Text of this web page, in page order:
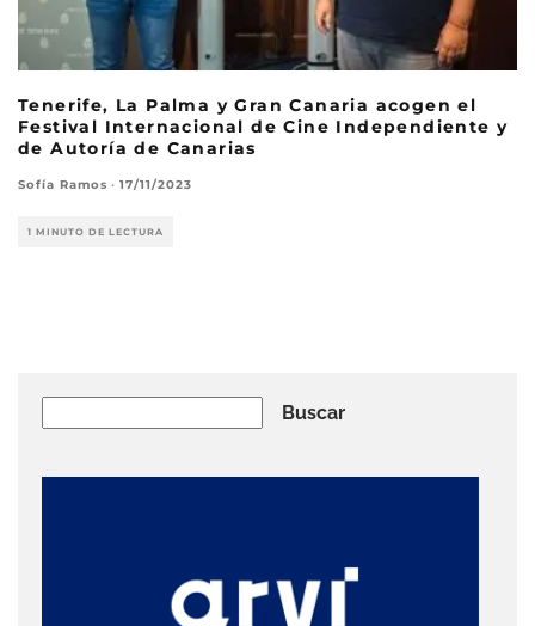
Tenerife, La Palma y Gran Canaria acogen el
Festival Internacional de Cine Independiente y
de Autoría de Canarias
Sofía Ramos · 17/11/2023
1 MINUTO DE LECTURA
Buscar